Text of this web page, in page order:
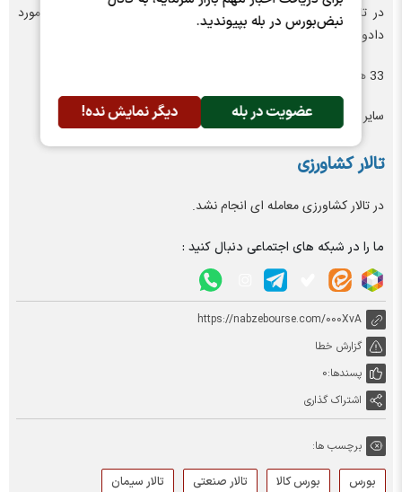
نبض‌بورس در بله بپیوندید.
عضویت در بله دیگر نمایش نده!
در تالار صادراتی بورس کالا، مجموعاً 36 هزار و 221 تن
محصول مورد
دادوستد قرار گرفت:
33 هزار و 966 تن مربوط به سیمان پرتلند بود.
سایر معاملات شامل قیر و عایق رطوبتی بودند.
تالار کشاورزی
در تالار کشاورزی معامله ای انجام نشد.
ما را در شبکه های اجتماعی دنبال کنید :
https://nabzebourse.com/000XvA
گزارش خطا
پسندها:0
اشتراک گذاری
برچسب ها:
بورس بورس کالا تالار صنعتی
تالار سیمان